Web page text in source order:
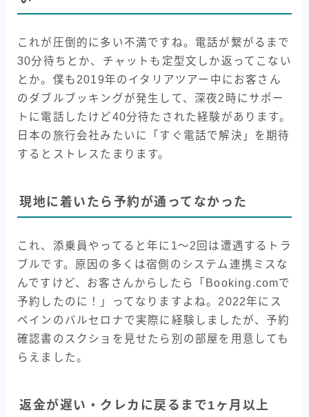
これが圧倒的に多い不満ですね。電話が繋がるまで
30分待ちとか、チャットも定型文しか返ってこない
とか。僕も2019年のイタリアツアー中にお客さん
のダブルブッキングが発生して、深夜2時にサポー
トに電話したけど40分待たされた経験があります。
日本の旅行会社みたいに「すぐ電話で解決」を期待
するとストレスたまります。
現地に着いたら予約が通ってなかった
これ、添乗員やってると年に1〜2回は遭遇するトラ
ブルです。原因の多くは宿側のシステム連携ミスな
んですけど、お客さんからしたら「Booking.comで
予約したのに！」ってなりますよね。2022年にス
ペインのバルセロナで実際に経験しましたが、予約
確認書のスクショを見せたら別の部屋を用意しても
らえました。
返金が遅い・クレカに戻るまで1ヶ月以上